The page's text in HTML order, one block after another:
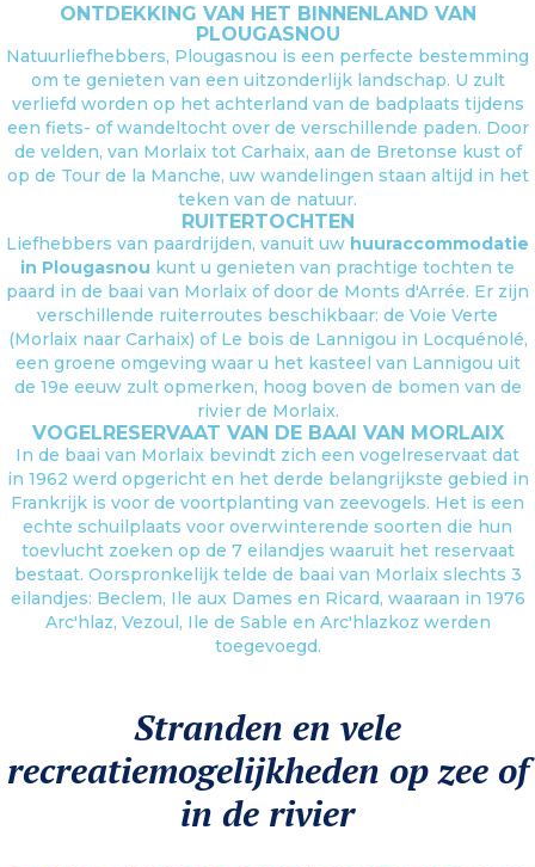
ONTDEKKING VAN HET BINNENLAND VAN
PLOUGASNOU
Natuurliefhebbers, Plougasnou is een perfecte bestemming
om te genieten van een uitzonderlijk landschap. U zult
verliefd worden op het achterland van de badplaats tijdens
een fiets- of wandeltocht over de verschillende paden. Door
de velden, van Morlaix tot Carhaix, aan de Bretonse kust of
op de Tour de la Manche, uw wandelingen staan altijd in het
teken van de natuur.
RUITERTOCHTEN
Liefhebbers van paardrijden, vanuit uw huuraccommodatie
in Plougasnou kunt u genieten van prachtige tochten te
paard in de baai van Morlaix of door de Monts d'Arrée. Er zijn
verschillende ruiterroutes beschikbaar: de Voie Verte
(Morlaix naar Carhaix) of Le bois de Lannigou in Locquénolé,
een groene omgeving waar u het kasteel van Lannigou uit
de 19e eeuw zult opmerken, hoog boven de bomen van de
rivier de Morlaix.
VOGELRESERVAAT VAN DE BAAI VAN MORLAIX
In de baai van Morlaix bevindt zich een vogelreservaat dat
in 1962 werd opgericht en het derde belangrijkste gebied in
Frankrijk is voor de voortplanting van zeevogels. Het is een
echte schuilplaats voor overwinterende soorten die hun
toevlucht zoeken op de 7 eilandjes waaruit het reservaat
bestaat. Oorspronkelijk telde de baai van Morlaix slechts 3
eilandjes: Beclem, Ile aux Dames en Ricard, waaraan in 1976
Arc'hlaz, Vezoul, Ile de Sable en Arc'hlazkoz werden
toegevoegd.
Stranden en vele
recreatiemogelijkheden op zee of
in de rivier